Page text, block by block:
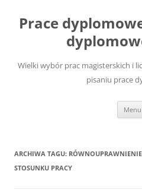
treści
Prace
Wielki wybór prac magisterskich i
pisaniu prace
Menu
ARCHIWA TAGU:
STOSUNKU PRACY